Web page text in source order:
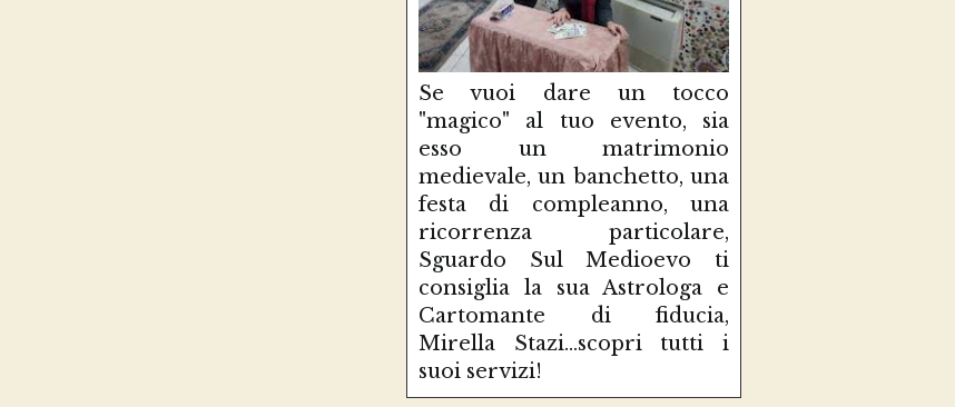
Se vuoi dare un tocco
"magico" al tuo evento, sia
esso un matrimonio
medievale, un banchetto, una
festa di compleanno, una
ricorrenza particolare,
Sguardo Sul Medioevo ti
consiglia la sua Astrologa e
Cartomante di fiducia,
Mirella Stazi...scopri tutti i
suoi servizi!